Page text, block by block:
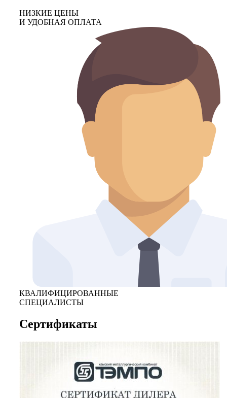
НИЗКИЕ ЦЕНЫ
И УДОБНАЯ ОПЛАТА
КВАЛИФИЦИРОВАННЫЕ
СПЕЦИАЛИСТЫ
Сертификаты